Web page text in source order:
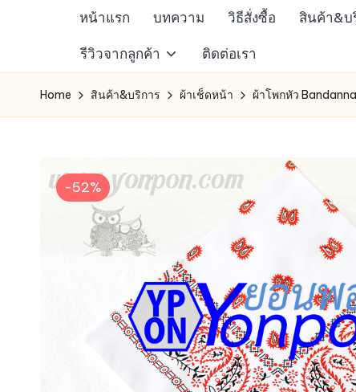
content
สรรพ
สินค้า
ออนไลน์
รัก
หน้าแรก บทความ วิธีสั่งซื้อ สินค้า&บ
รีวิวจากลูกค้า ติดต่อเรา
Home สินค้า&บริการ ผ้าเช็ดหน้า ผ้าโพกหัว
-52%